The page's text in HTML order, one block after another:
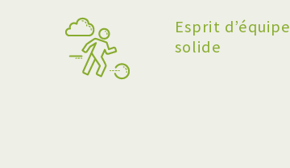
Esprit d’équipe
solide